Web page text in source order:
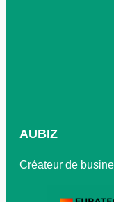
AUBIZ
Créateur de